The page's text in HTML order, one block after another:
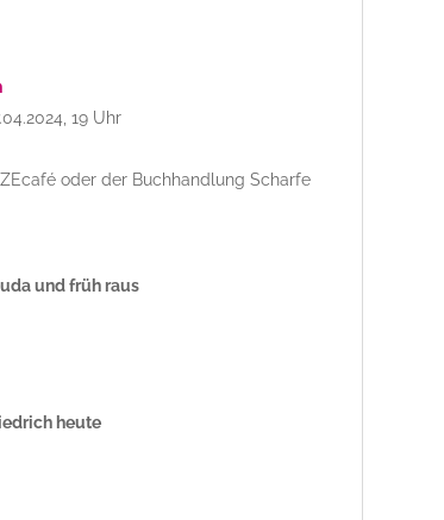
19 Uhr
oder der Buchhandlung Scharfe
und früh raus
heute